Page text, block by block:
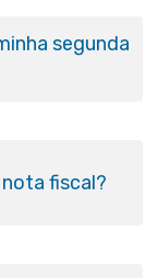
segunda
fiscal?